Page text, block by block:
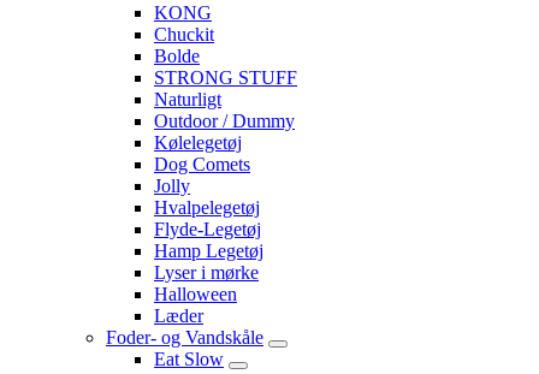
KONG
Chuckit
Bolde
STRONG STUFF
Naturligt
Outdoor / Dummy
Kølelegetøj
Dog Comets
Jolly
Hvalpelegetøj
Flyde-Legetøj
Hamp Legetøj
Lyser i mørke
Halloween
Læder
Foder- og Vandskåle
Eat Slow